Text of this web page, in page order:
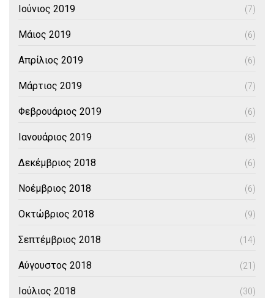
Ιούνιος 2019 (7)
Μάιος 2019 (6)
Απρίλιος 2019 (6)
Μάρτιος 2019 (7)
Φεβρουάριος 2019 (6)
Ιανουάριος 2019 (8)
Δεκέμβριος 2018 (6)
Νοέμβριος 2018 (6)
Οκτώβριος 2018 (9)
Σεπτέμβριος 2018 (14)
Αύγουστος 2018 (21)
Ιούλιος 2018 (30)